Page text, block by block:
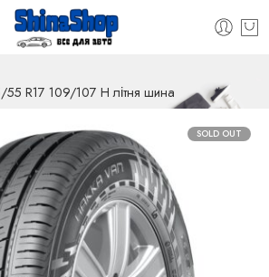
R17 109/107 H літня шина
SOLD OUT